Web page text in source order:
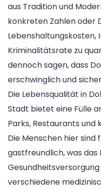
aus Tradition und
konkreten Zahlen oder
Lebenshaltungskosten,
Kriminalitätsrate zu
dennoch sagen, dass
erschwinglich und
Die Lebensqualität in
Stadt bietet eine Fülle
Parks, Restaurants
Die Menschen hier sind
gastfreundlich, was
verschiedene